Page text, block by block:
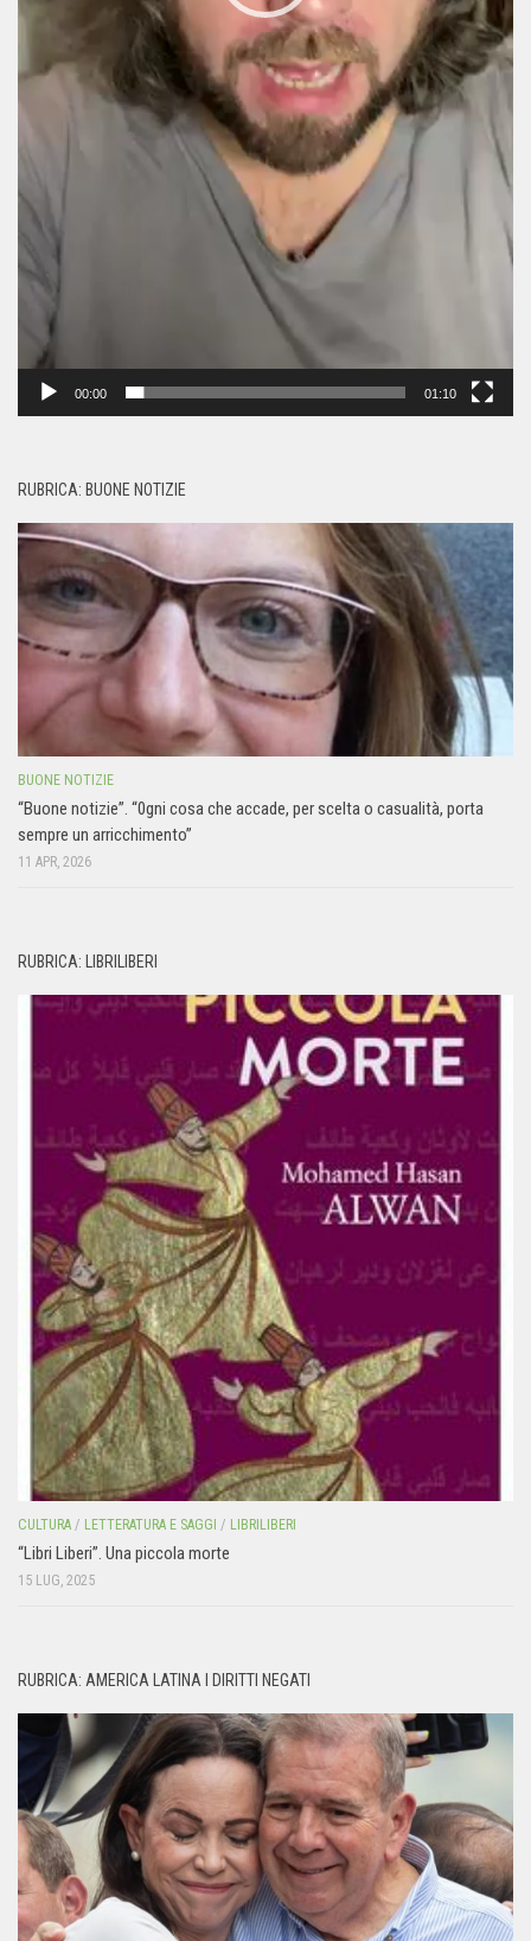
00:00 01:10
RUBRICA: BUONE NOTIZIE
BUONE NOTIZIE
“Buone notizie”. “0gni cosa che accade, per scelta o casualità, porta
sempre un arricchimento”
11 APR, 2026
RUBRICA: LIBRILIBERI
CULTURA / LETTERATURA E SAGGI / LIBRILIBERI
“Libri Liberi”. Una piccola morte
15 LUG, 2025
RUBRICA: AMERICA LATINA I DIRITTI NEGATI